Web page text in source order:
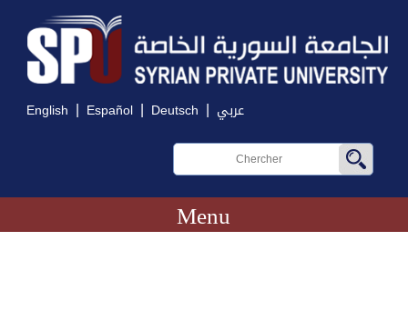
English | Español | Deutsch | عربي
Menu